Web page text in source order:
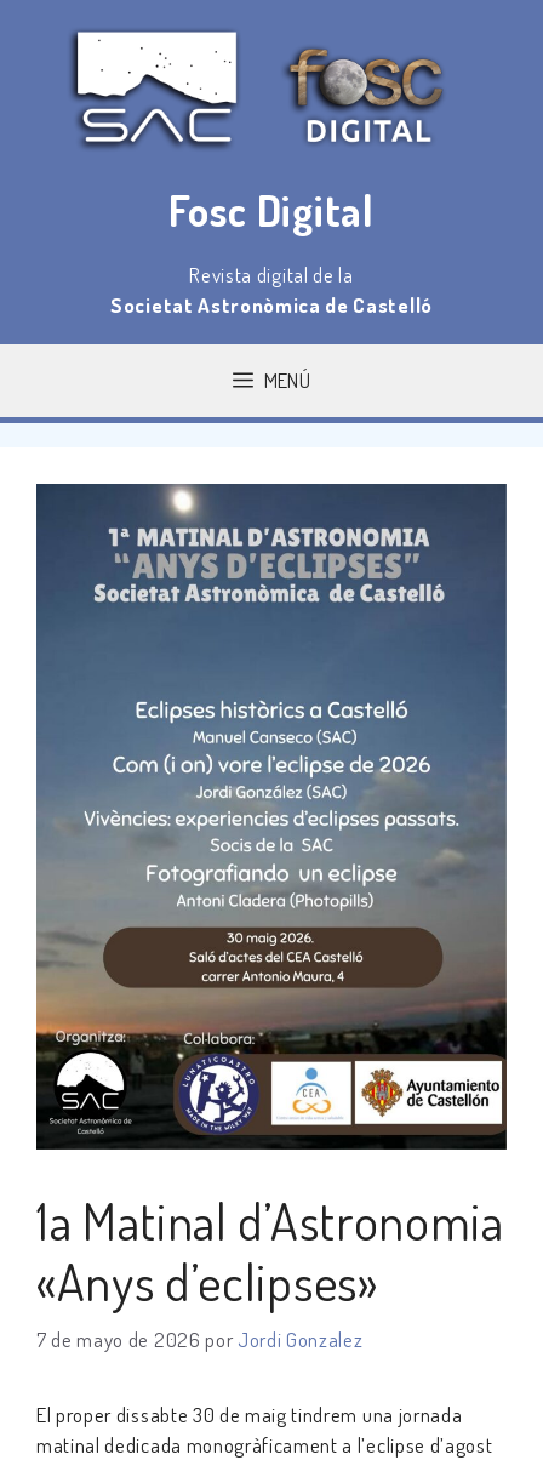
Fosc Digital
Revista digital de la
Societat Astronòmica de Castelló
MENÚ
1a Matinal d’Astronomia
«Anys d’eclipses»
7 de mayo de 2026 por Jordi Gonzalez
El proper dissabte 30 de maig tindrem una jornada
matinal dedicada monogràficament a l’eclipse d’agost